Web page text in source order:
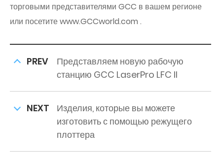
торговыми представителями GCC в вашем регионе
или посетите www.GCCworld.com .
PREV
Представляем новую рабочую
станцию GCC LaserPro LFC II
NEXT
Изделия, которые вы можете
изготовить с помощью режущего
плоттера